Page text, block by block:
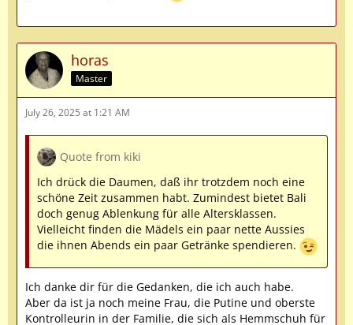
horas
Master
July 26, 2025 at 1:21 AM
Quote from kiki
Ich drück die Daumen, daß ihr trotzdem noch eine
schöne Zeit zusammen habt. Zumindest bietet Bali
doch genug Ablenkung für alle Altersklassen.
Vielleicht finden die Mädels ein paar nette Aussies
die ihnen Abends ein paar Getränke spendieren.
Ich danke dir für die Gedanken, die ich auch habe.
Aber da ist ja noch meine Frau, die Putine und oberste
Kontrolleurin in der Familie, die sich als Hemmschuh für